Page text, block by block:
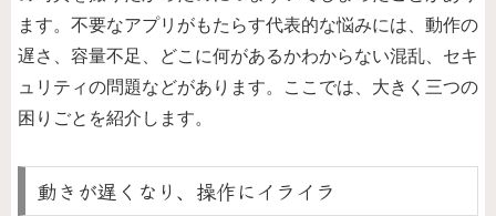
ます。不要なアプリがもたらす代表的な悩みには、動作の
遅さ、容量不足、どこに何があるかわからない混乱、セキ
ュリティの問題などがあります。ここでは、大きく三つの
困りごとを紹介します。
動きが遅くなり、操作にイライラ